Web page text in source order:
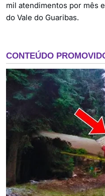
mil atendimentos por mês
do Vale do Guaribas.